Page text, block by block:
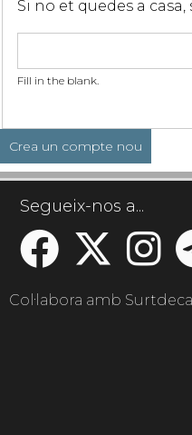
Si no et quedes a
Fill in the blank.
Segueix-nos a...
Col·labora amb